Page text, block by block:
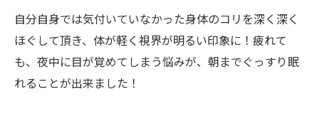
自分自身では気付いていなかった身体のコリを深く深く
ほぐして頂き、体が軽く視界が明るい印象に！疲れて
も、夜中に目が覚めてしまう悩みが、朝までぐっすり眠
れることが出来ました！